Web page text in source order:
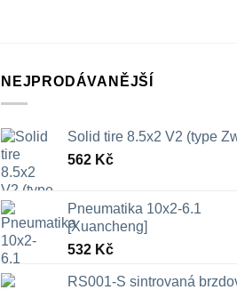
NEJPRODÁVANĚJŠÍ
Solid tire 8.5x2 V2 (type
562 Kč
Pneumatika 10x2-6.1
[Xuancheng]
532 Kč
RS001-S sintrovaná